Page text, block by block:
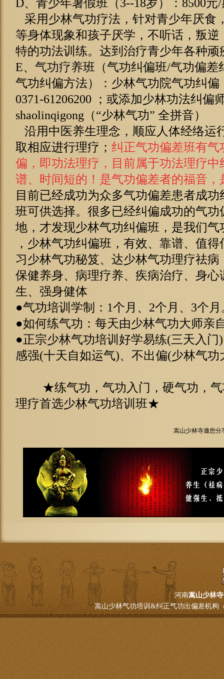
D、青少年暑假班（3--18岁）：8500元
采用少林气功疗法，针对青少年厌食
等身体现象和孩子厌学，不听话，叛
特的功法训练。达到治疗青少年各种顽
E、 气功疗养班（气功纠偏班/气功偏差
气功纠偏方法）：少林气功院气功纠
0371-61206200 ；或添加少林功法纠偏
shaolinqigong（“少林气功” 全拼音）
沿用中医养生理念，顺应人体经络运
取相应进行理疗； 纠正气功偏差班有气
偏，即功法理疗，目前属于功法理疗
谱、时间短的！是气功偏差者的福音
目前已经成功为众多气功偏差患者成
班可供选择。很多已经纠偏成功的气
地，才发现少林气功纠偏班，是我们
，少林气功纠偏班，有效、靠谱、值得
习少林气功秘笈、达少林气功理疗祛病
保健养身、病理疗养、疾病治疗、身
生、强身健体
●气功培训学制：1个月、2个月、3个月
●如何练气功：每天由少林气功大师亲
●正宗少林气功培训好学易练(三天入
感强(十天自如运气)、不出偏(少林气
★练气功，气功入门，硬气功，气
理疗首选少林气功培训班★
嵩山少林寺邀您分
河南嵩山少林寺
嵩山少林气功培训&纠正气功出偏差机构